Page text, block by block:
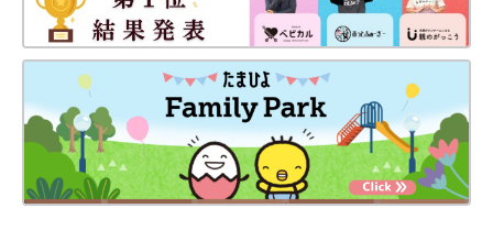
今となっては、あのとき自分がとった行動を、息子に『ごめん
ね』と謝りたい気持ちでいっぱいです。誕生を喜ぶのではなくダ
ウン症か、そうでないかということだけを気にしていたことを反
省しています。
生後3日目で医師から染色体検査をすすめられる